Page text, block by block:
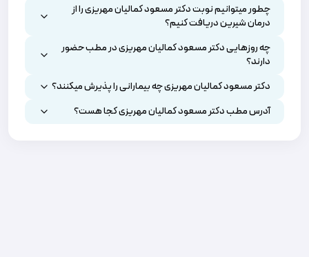
چطور میتوانیم نوبت دکتر مسعود کمالیان مهریزی را از
درمان شیرین دریافت کنیم؟
چه روزهایی دکتر مسعود کمالیان مهریزی در مطب حضور
دارند؟
دکتر مسعود کمالیان مهریزی چه بیمارانی را پذیرش میکنند؟
آدرس مطب دکتر مسعود کمالیان مهریزی کجا هست؟